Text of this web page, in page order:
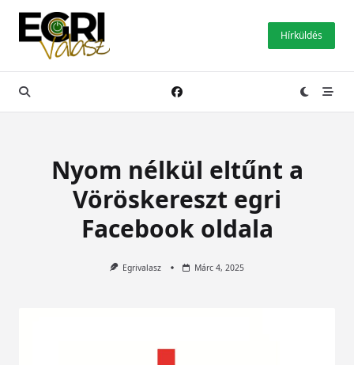
Skip
content
Hírküldés
Nyom nélkül eltűnt a
Vöröskereszt egri
Facebook oldala
Egrivalasz Márc 4, 2025